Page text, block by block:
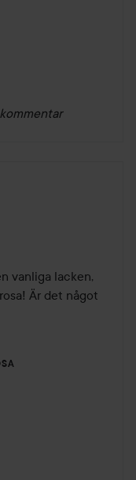
vanliga lacken,
Är det något